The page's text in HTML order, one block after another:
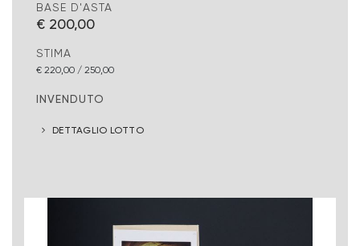
BASE D'ASTA
€ 200,00
STIMA
€ 220,00 / 250,00
INVENDUTO
DETTAGLIO LOTTO